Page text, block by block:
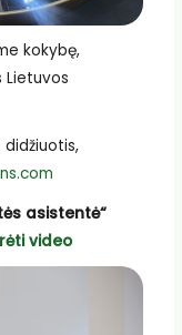
kokybę,
Lietuvos
asistentė“
video